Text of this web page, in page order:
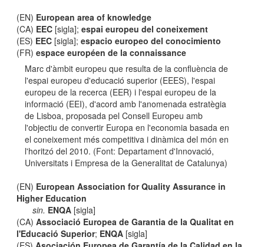
(EN) European area of knowledge
(CA) EEC [sigla];espai europeu del coneixement
(ES) EEC [sigla];espacio europeo del conocimiento
(FR)espace européen de la connaissance
Marc d'àmbit europeu que resulta de la confluència de
l'espai europeu d'educació superior (EEES), l'espai
europeu de la recerca (EER) i l'espai europeu de la
informació (EEI), d'acord amb l'anomenada estratègia
de Lisboa, proposada pel Consell Europeu amb
l'objectiu de convertir Europa en l'economia basada en
el coneixement més competitiva i dinàmica del món en
l'horitzó del 2010. (Font: Departament d'Innovació,
Universitats i Empresa de la Generalitat de Catalunya)
(EN) European Association for Quality Assurance in
Higher Education
sin. ENQA[sigla]
(CA)Associació Europea de Garantia de la Qualitat en
l'Educació Superior; ENQA [sigla]